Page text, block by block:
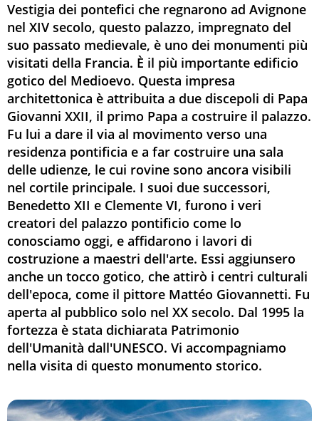
Vestigia dei pontefici che regnarono ad Avignone
nel XIV secolo, questo palazzo, impregnato del
suo passato medievale, è uno dei monumenti più
visitati della Francia. È il più importante edificio
gotico del Medioevo. Questa impresa
architettonica è attribuita a due discepoli di Papa
Giovanni XXII, il primo Papa a costruire il palazzo.
Fu lui a dare il via al movimento verso una
residenza pontificia e a far costruire una sala
delle udienze, le cui rovine sono ancora visibili
nel cortile principale. I suoi due successori,
Benedetto XII e Clemente VI, furono i veri
creatori del palazzo pontificio come lo
conosciamo oggi, e affidarono i lavori di
costruzione a maestri dell'arte. Essi aggiunsero
anche un tocco gotico, che attirò i centri culturali
dell'epoca, come il pittore Mattéo Giovannetti. Fu
aperta al pubblico solo nel XX secolo. Dal 1995 la
fortezza è stata dichiarata Patrimonio
dell'Umanità dall'UNESCO. Vi accompagniamo
nella visita di questo monumento storico.